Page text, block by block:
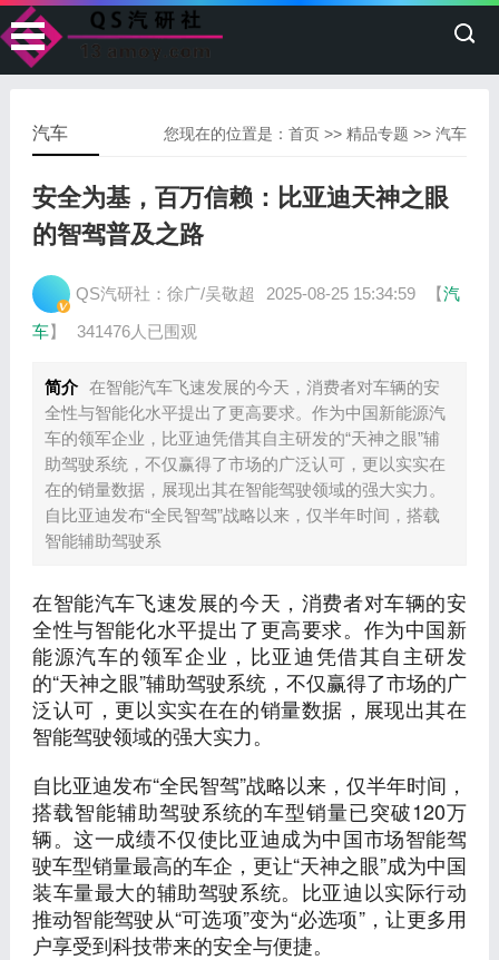
您现在的位置是：首页 >>精品专题 >>汽车
汽车
安全为基，百万信赖：比亚迪天神之眼
的智驾普及之路
QS汽研社：徐广/吴敬超 2025-08-25 15:34:59 【汽
车】 341476人已围观
简介 在智能汽车飞速发展的今天，消费者对车辆的安
全性与智能化水平提出了更高要求。作为中国新能源汽
车的领军企业，比亚迪凭借其自主研发的“天神之眼”辅
助驾驶系统，不仅赢得了市场的广泛认可，更以实实在
在的销量数据，展现出其在智能驾驶领域的强大实力。
自比亚迪发布“全民智驾”战略以来，仅半年时间，搭载
智能辅助驾驶系
在智能汽车飞速发展的今天，消费者对车辆的安
全性与智能化水平提出了更高要求。作为中国新
能源汽车的领军企业，比亚迪凭借其自主研发
的“天神之眼”辅助驾驶系统，不仅赢得了市场的广
泛认可，更以实实在在的销量数据，展现出其在
智能驾驶领域的强大实力。
自比亚迪发布“全民智驾”战略以来，仅半年时间，
搭载智能辅助驾驶系统的车型销量已突破120万
辆。这一成绩不仅使比亚迪成为中国市场智能驾
驶车型销量最高的车企，更让“天神之眼”成为中国
装车量最大的辅助驾驶系统。比亚迪以实际行动
推动智能驾驶从“可选项”变为“必选项”，让更多用
户享受到科技带来的安全与便捷。